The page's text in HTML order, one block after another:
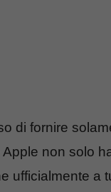
di fornire
Apple non solo
ufficialmente a